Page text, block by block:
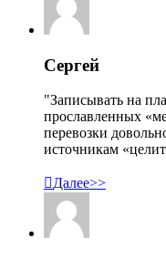
Сергей
"Записывать на
прославленных
перевозки
источникам
Далее>>